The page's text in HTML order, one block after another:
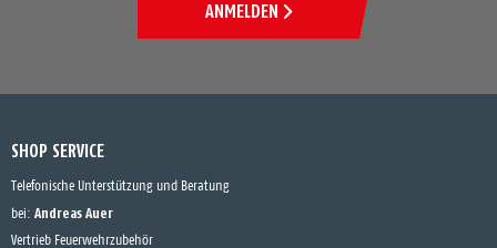
ANMELDEN
SHOP SERVICE
Telefonische Unterstützung und Beratung
bei: Andreas Auer
Vertrieb Feuerwehrzubehör